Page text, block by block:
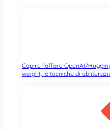
Capire l’affare OpenAI/
weight, le tecniche di